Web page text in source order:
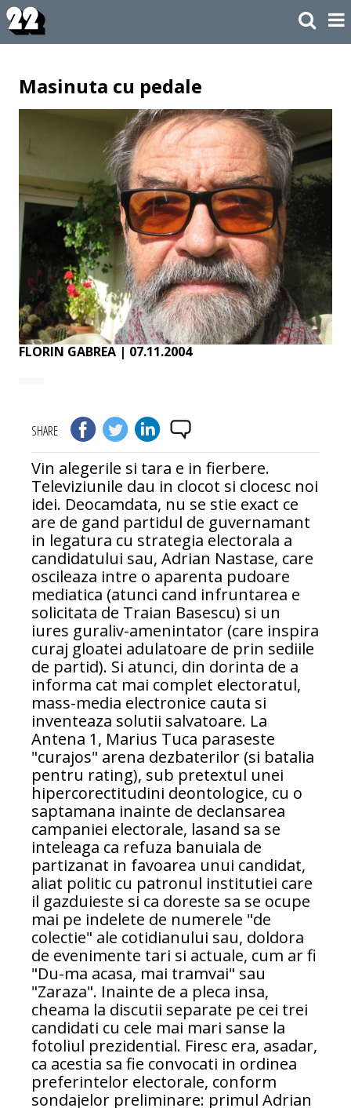
Masinuta cu pedale
FLORIN GABREA | 07.11.2004
SHARE
Vin alegerile si tara e in fierbere.
Televiziunile dau in clocot si clocesc noi
idei. Deocamdata, nu se stie exact ce
are de gand partidul de guvernamant
in legatura cu strategia electorala a
candidatului sau, Adrian Nastase, care
oscileaza intre o aparenta pudoare
mediatica (atunci cand infruntarea e
solicitata de Traian Basescu) si un
iures guraliv-amenintator (care inspira
curaj gloatei adulatoare de prin sediile
de partid). Si atunci, din dorinta de a
informa cat mai complet electoratul,
mass-media electronice cauta si
inventeaza solutii salvatoare. La
Antena 1, Marius Tuca paraseste
"curajos" arena dezbaterilor (si batalia
pentru rating), sub pretextul unei
hipercorectitudini deontologice, cu o
saptamana inainte de declansarea
campaniei electorale, lasand sa se
inteleaga ca refuza banuiala de
partizanat in favoarea unui candidat,
aliat politic cu patronul institutiei care
il gazduieste si ca doreste sa se ocupe
mai pe indelete de numerele "de
colectie" ale cotidianului sau, doldora
de evenimente tari si actuale, cum ar fi
"Du-ma acasa, mai tramvai" sau
"Zaraza". Inainte de a pleca insa,
cheama la discutii separate pe cei trei
candidati cu cele mai mari sanse la
fotoliul prezidential. Firesc era, asadar,
ca acestia sa fie convocati in ordinea
preferintelor electorale, conform
sondajelor preliminare: primul Adrian